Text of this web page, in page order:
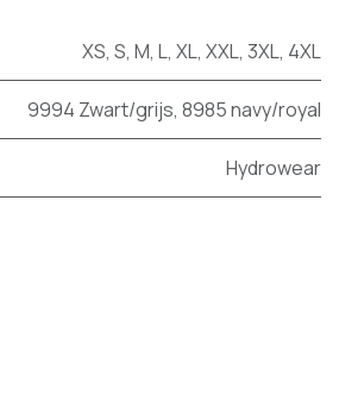
XS, S, M, L, XL, XXL, 3XL, 4XL
9994 Zwart/grijs, 8985 navy/royal
Hydrowear